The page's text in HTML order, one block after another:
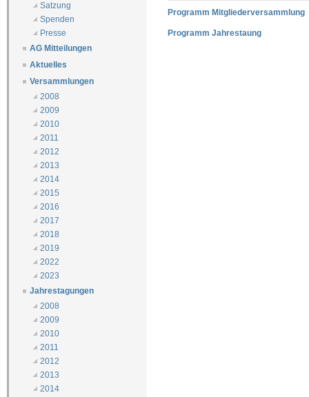
Satzung
Spenden
Presse
AG Mitteilungen
Aktuelles
Versammlungen
2008
2009
2010
2011
2012
2013
2014
2015
2016
2017
2018
2019
2022
2023
Jahrestagungen
2008
2009
2010
2011
2012
2013
2014
Programm Mitgliederversammlung
Programm Jahrestaung